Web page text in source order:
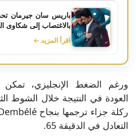
باريس سان جيرمان
بالاغتصاب إلى شكاوى
القطري
اقرأ المزيد ←
ورغم الضغط الإنجليزي،
العودة في النتيجة خلال الشوط
التعادل في الدقيقة 65.